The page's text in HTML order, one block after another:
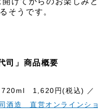
そうです。
」商品概要
720ml 1,620円(税込)
酒造 直営オンラインシ